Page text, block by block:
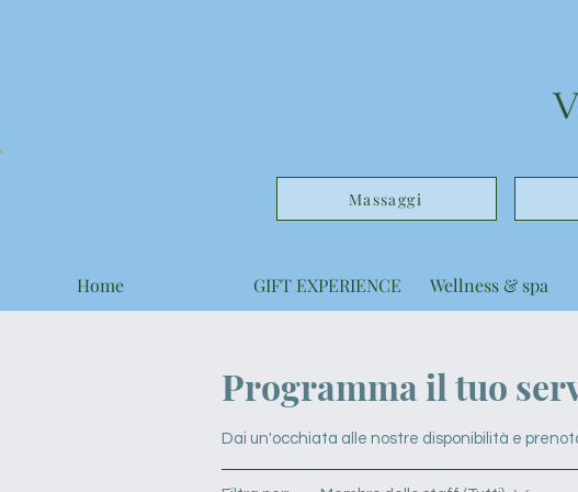
Massaggi
Home GIFT EXPERIENCE Wellness & spa
Programma il tuo
Dai un'occhiata alle nostre disponibilità e